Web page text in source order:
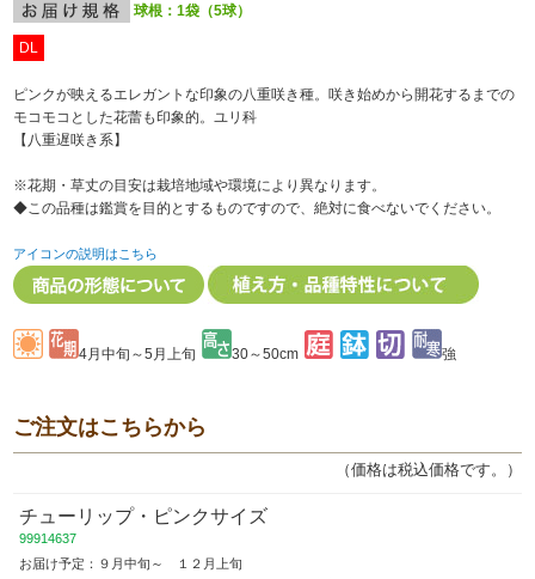
球根：1袋（5球）
DL
ピンクが映えるエレガントな印象の八重咲き種。咲き始めから開花するまでの
モコモコとした花蕾も印象的。ユリ科
【八重遅咲き系】
※花期・草丈の目安は栽培地域や環境により異なります。
◆この品種は鑑賞を目的とするものですので、絶対に食べないでください。
アイコンの説明はこちら
4月中旬～5月上旬 30～50cm 強
ご注文はこちらから
（価格は税込価格です。）
チューリップ・ピンクサイズ
99914637
お届け予定：９月中旬～ １２月上旬